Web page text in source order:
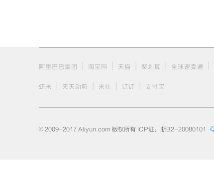
阿里巴巴集团 淘宝网 天猫 聚划算 全球速卖通
虾米 天天动听 来往 钉钉 支付宝
© 2009-2017 Aliyun.com 版权所有 ICP证：浙B2-20080101